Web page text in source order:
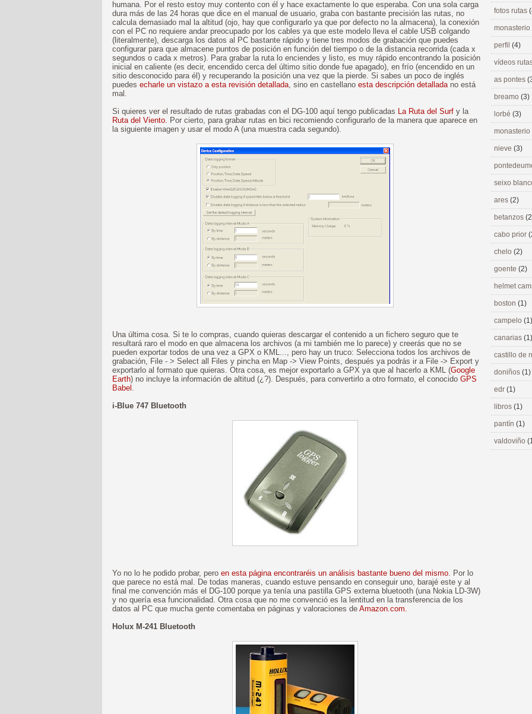
humana. Por el resto estoy muy contento con él y hace exactamente lo que esperaba. Con una sola carga
dura más de las 24 horas que dice en el manual de usuario, graba con bastante precisión las rutas, no
calcula demasiado mal la altitud (ojo, hay que configurarlo ya que por defecto no la almacena), la conexión
con el PC no requiere andar preocupado por los cables ya que este modelo lleva el cable USB colgando
(literalmente), descarga los datos al PC bastante rápido y tiene tres modos de grabación que puedes
configurar para que almacene puntos de posición en función del tiempo o de la distancia recorrida (cada x
segundos o cada x metros). Para grabar la ruta lo enciendes y listo, es muy rápido encontrando la posición
inicial en caliente (es decir, encendido cerca del último sitio donde fue apagado), en frío (encendido en un
sitio desconocido para él) y recuperando la posición una vez que la pierde. Si sabes un poco de inglés
puedes echarle un vistazo a esta revisión detallada, sino en castellano esta descripción detalladano está
mal.
Si quieres ver el resultado de rutas grabadas con el DG-100 aquí tengo publicadas La Ruta del Surf y la
Ruta del Viento. Por cierto, para grabar rutas en bici recomiendo configurarlo de la manera que aparece en
la siguiente imagen y usar el modo A (una muestra cada segundo).
Una última cosa. Si te lo compras, cuando quieras descargar el contenido a un fichero seguro que te
resultará raro el modo en que almacena los archivos (a mi también me lo parece) y creerás que no se
pueden exportar todos de una vez a GPX o KML..., pero hay un truco: Selecciona todos los archivos de
grabación, File - > Select all Files y pincha en Map -> View Points, después ya podrás ir a File -> Export y
exportarlo al formato que quieras. Otra cosa, es mejor exportarlo a GPX ya que al hacerlo a KML (Google
Earth) no incluye la información de altitud (¿?). Después, para convertirlo a otro formato, el conocido GPS
Babel .
i-Blue 747 Bluetooth
Yo no lo he podido probar, pero en esta página encontraréis un análisis bastante bueno del mismo. Por lo
que parece no está mal. De todas maneras, cuando estuve pensando en conseguir uno, barajé este y al
final me convención más el DG-100 porque ya tenía una pastilla GPS externa bluetooth (una Nokia LD-3W)
y no quería esa funcionalidad. Otra cosa que no me convenció es la lentitud en la transferencia de los
datos al PC que mucha gente comentaba en páginas y valoraciones de Amazon.com.
Holux M-241 Bluetooth
fotos rutas
perfil (4)
vídeos
as pontes
breamo (3)
lorbé (3)
nieve (3)
seixo
ares (2)
betanzos
cabo prior
chelo (2)
goente (2)
helmet
boston (1)
campelo (1)
canarias (1)
castillo de
doniños (1)
edr (1)
libros (1)
pantín (1)
valdoviño